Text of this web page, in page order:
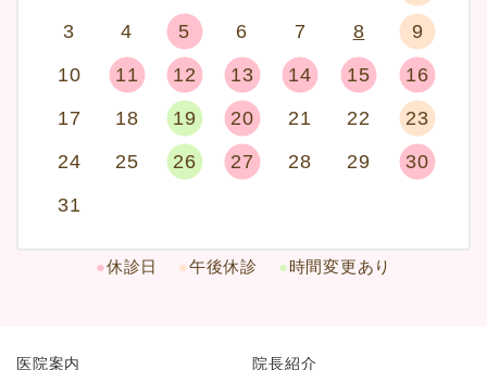
3
4 5 6 7 8
9
10
11 12 13 14 15
16
17
18 19 20 21 22
23
24
25 26 27 28 29
30
31
●休診日 ●午後休診 ●時間変更あり
医院案内 院長紹介